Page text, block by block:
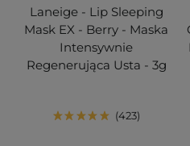
Laneige - Lip Sleeping
Mask EX - Berry - Maska
Intensywnie
Regenerująca Usta - 3g
423